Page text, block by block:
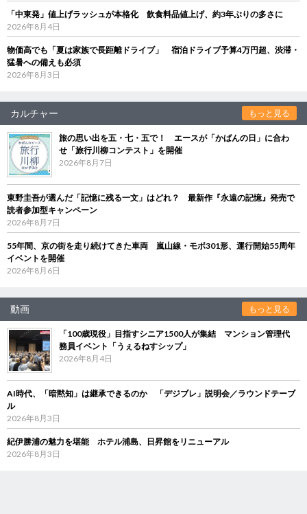
「中東発」値上げラッシュが本格化 飲食料品値上げ、約3年ぶりの多さに
2026年8月4日
物価高でも「夏は家族で長距離ドライブ」 宿泊ドライブ予算4万円超、渋滞・
猛暑への備えも必須
2026年8月3日
カルチャー もっと見る
旅の思い出を五・七・五で！ エースが「かばんの日」に合わ
せ「旅行川柳コンテスト」を開催
2026年8月7日
東野圭吾が選んだ「記憶に残る一文」はどれ？ 最新作『永遠の記憶』発売で
読者参加型キャンペーン
2026年8月7日
55年間、京の街を走り続けてきた車両 嵐山線・モボ301形、運行開始55周年
イベントを開催
2026年8月6日
動画 もっと見る
「100歳現役」目指すシニア1500人が集結 マンション管理代
務員イベント「うぇるねすシップ」
2026年8月4日
AI時代、「暗黙知」は継承できるのか 「デジブレ」説明会／ラウンドテーブ
ル
2026年8月3日
紀伊勝浦の魅力を堪能 ホテル浦島、日昇館をリニューアル
2026年8月3日